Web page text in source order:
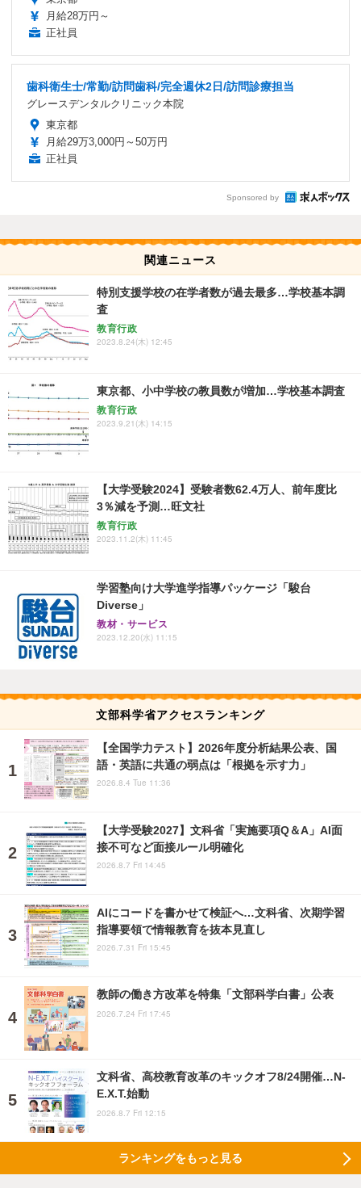
月給28万円～
正社員
歯科衛生士/常勤/訪問歯科/完全週休2日/訪問診療担当
グレースデンタルクリニック本院
東京都
月給29万3,000円～50万円
正社員
Sponsored by
関連ニュース
特別支援学校の在学者数が過去最多…学校基本調
査
教育行政
2023.8.24(木) 12:45
東京都、小中学校の教員数が増加…学校基本調査
教育行政
2023.9.21(木) 14:15
【大学受験2024】受験者数62.4万人、前年度比
3％減を予測…旺文社
教育行政
2023.11.2(木) 11:45
学習塾向け大学進学指導パッケージ「駿台
Diverse」
教材・サービス
2023.12.20(水) 11:15
文部科学省アクセスランキング
【全国学力テスト】2026年度分析結果公表、国
語・英語に共通の弱点は「根拠を示す力」
2026.8.4 Tue 11:36
【大学受験2027】文科省「実施要項Q＆A」AI面
接不可など面接ルール明確化
2026.8.7 Fri 14:45
AIにコードを書かせて検証へ…文科省、次期学習
指導要領で情報教育を抜本見直し
2026.7.31 Fri 15:45
教師の働き方改革を特集「文部科学白書」公表
2026.7.24 Fri 17:45
文科省、高校教育改革のキックオフ8/24開催…N-
E.X.T.始動
2026.8.7 Fri 12:15
ランキングをもっと見る